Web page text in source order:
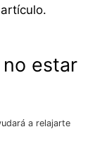
estar
a relajarte